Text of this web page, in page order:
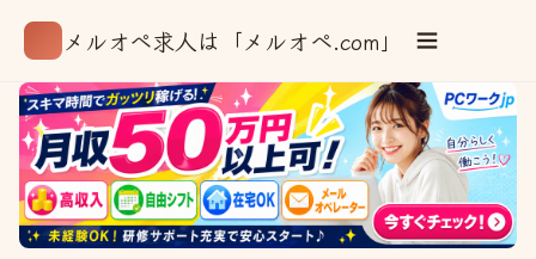
メルオペ求人は「メルオペ.com」